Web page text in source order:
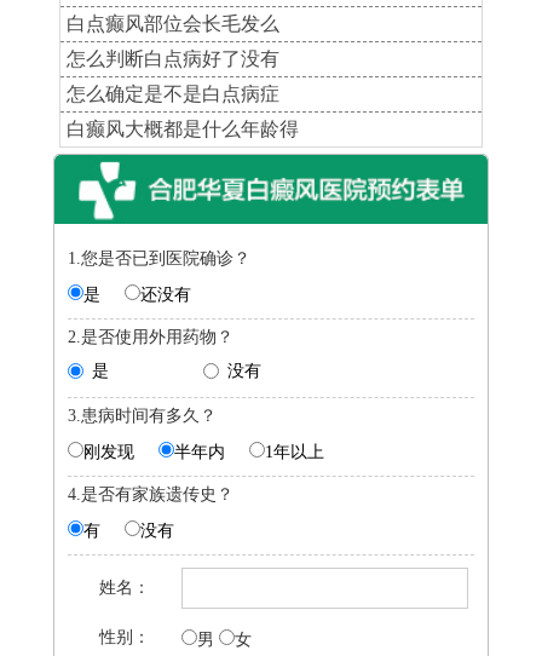
白点癫风部位会长毛发么
怎么判断白点病好了没有
怎么确定是不是白点病症
白癫风大概都是什么年龄得
1.您是否已到医院确诊？
是
还没有
2.是否使用外用药物？
是
没有
3.患病时间有多久？
刚发现
半年内 1年以上
4.是否有家族遗传史？
有
没有
姓名：
性别： 男 女